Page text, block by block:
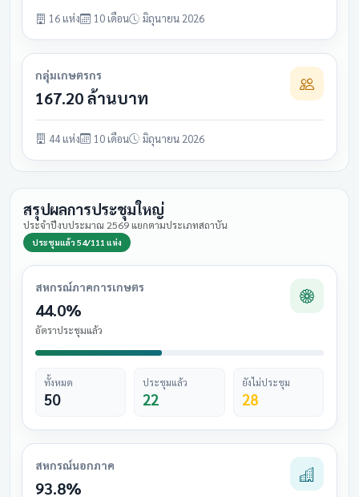
16 แห่ง 10 เดือน มิถุนายน 2026
กลุ่มเกษตรกร
167.20 ล้านบาท
44 แห่ง 10 เดือน มิถุนายน 2026
สรุปผลการประชุมใหญ่
ประจำปีงบประมาณ 2569 แยกตามประเภทสถาบัน
ประชุมแล้ว 54/111 แห่ง
สหกรณ์ภาคการเกษตร
44.0%
อัตราประชุมแล้ว
ทั้งหมด
50
ประชุมแล้ว
22
ยังไม่ประชุม
28
สหกรณ์นอกภาค
93.8%